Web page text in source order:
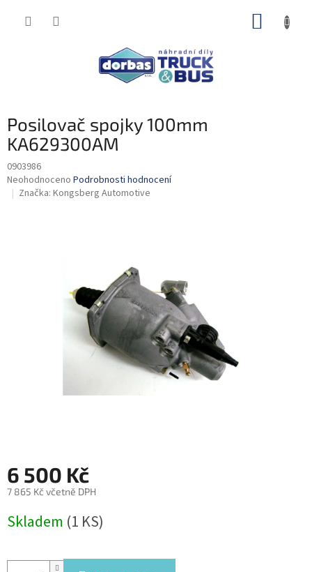
Posilovač spojky 100mm
KA629300AM
0903986
Průměrné
hodnocení
Neohodnoceno Podrobnosti hodnocení
Značka: Kongsberg Automotive
6 500 Kč
7 865 Kč včetně DPH
cena:
Skladem (1 KS)